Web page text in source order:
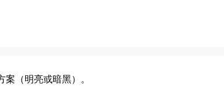
（明亮或暗黑）。